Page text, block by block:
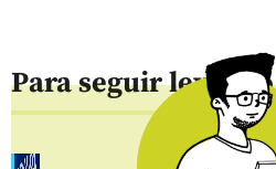
Para seguir leyendo